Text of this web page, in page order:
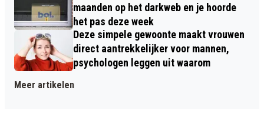
maanden op het darkweb en je hoorde
het pas deze week
Deze simpele gewoonte maakt vrouwen
direct aantrekkelijker voor mannen,
psychologen leggen uit waarom
Meer artikelen